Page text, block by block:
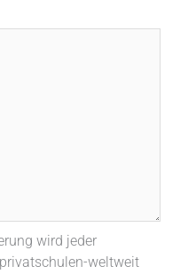
wird jeder
weltweit